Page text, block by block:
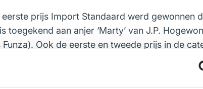
prijs Import Standaard werd gewonnen
aan anjer ‘Marty’ van J.P.
Ook de eerste en tweede prijs in de
Bloemengroothandel B.V. voor hun